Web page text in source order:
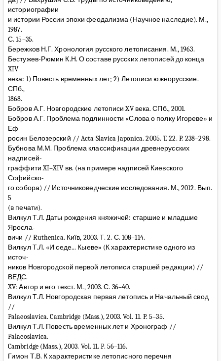
историографии
и истории России эпохи феодализма (Научное наследие). М.,
1987.
С. 15–35.
Бережков Н.Г. Хронология русского летописания. М., 1963.
Бестужев-Рюмин К.Н. О составе русских летописей до конца
XIV
века: 1) Повесть временных лет; 2) Летописи южнорусские.
СПб.,
1868.
Бобров А.Г. Новгородские летописи XV века. СПб., 2001.
Бобров А.Г. Проблема подлинности «Слова о полку Игореве» и
Еф-
росин Белозерский // Acta Slavica Japonica. 2005. T. 22. P. 238–298.
Бубнова М.М. Проблема классификации древнерусских
надписей-
граффити XI–XIV вв. (на примере надписей Киевского
Софийско-
го собора) // Источниковедческие исследования. М., 2012. Вып.
5
(в печати).
Вилкул Т.Л. Даты рождения княжичей: старшие и младшие
Яросла-
вичи // Ruthenica. Київ, 2003. Т. 2. С. 108–114.
Вилкул Т.Л. «И седе... Кыеве» (К характеристике одного из
источ-
ников Новгородской первой летописи старшей редакции) //
ВЕДС.
XV: Автор и его текст. М., 2003. С. 36–40.
Вилкул Т.Л. Новгородская первая летопись и Начальный свод
//
Palaeoslavica. Cambridge (Mass.), 2003. Vol. 11. P. 5–35.
Вилкул Т.Л. Повесть временных лет и Хронограф //
Palaeoslavica.
Cambridge (Mass.), 2003. Vol. 11. P. 56–116.
Гимон Т.В. К характеристике летописного перечня